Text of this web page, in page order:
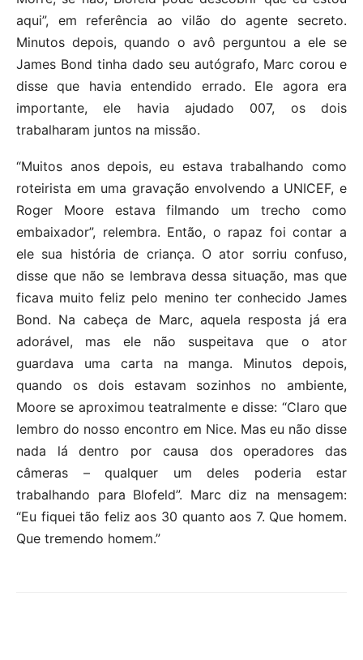
aqui”, em referência ao vilão do agente secreto.
Minutos depois, quando o avô perguntou a ele se
James Bond tinha dado seu autógrafo, Marc corou e
disse que havia entendido errado. Ele agora era
importante, ele havia ajudado 007, os dois
trabalharam juntos na missão.
“Muitos anos depois, eu estava trabalhando como
roteirista em uma gravação envolvendo a UNICEF, e
Roger Moore estava filmando um trecho como
embaixador”, relembra. Então, o rapaz foi contar a
ele sua história de criança. O ator sorriu confuso,
disse que não se lembrava dessa situação, mas que
ficava muito feliz pelo menino ter conhecido James
Bond. Na cabeça de Marc, aquela resposta já era
adorável, mas ele não suspeitava que o ator
guardava uma carta na manga. Minutos depois,
quando os dois estavam sozinhos no ambiente,
Moore se aproximou teatralmente e disse: “Claro que
lembro do nosso encontro em Nice. Mas eu não disse
nada lá dentro por causa dos operadores das
câmeras – qualquer um deles poderia estar
trabalhando para Blofeld”. Marc diz na mensagem:
“Eu fiquei tão feliz aos 30 quanto aos 7. Que homem.
Que tremendo homem.”